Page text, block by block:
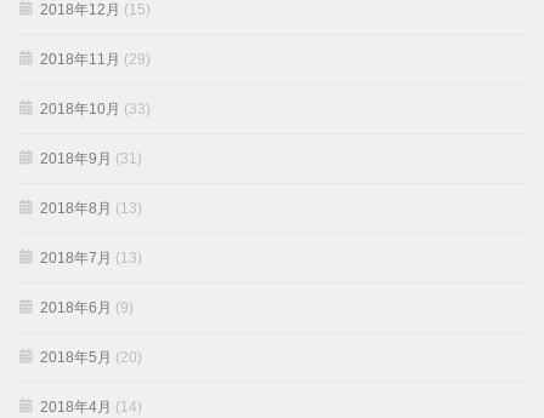
2018年12月 (15)
2018年11月 (29)
2018年10月 (33)
2018年9月 (31)
2018年8月 (13)
2018年7月 (13)
2018年6月 (9)
2018年5月 (20)
2018年4月 (14)